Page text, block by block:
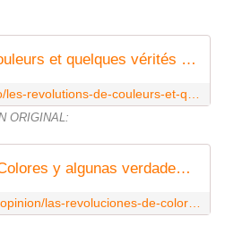
Les Révolutions de Couleurs et quelques vérités de La Palice ... (I) -- Carlos Luque
ORIGINAL:
Las Revoluciones de Colores y algunas verdades de Perogrullo... (I)